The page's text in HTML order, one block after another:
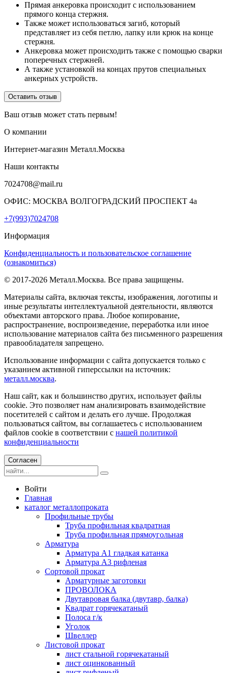
Прямая анкеровка происходит с использованием
прямого конца стержня.
Также может использоваться загиб, который
представляет из себя петлю, лапку или крюк на конце
стержня.
Анкеровка может происходить также с помощью сварки
поперечных стержней.
А также установкой на концах прутов специальных
анкерных устройств.
Оставить отзыв
Ваш отзыв может стать первым!
О компании
Интернет-магазин Металл.Москва
Наши контакты
7024708@mail.ru
ОФИС: МОСКВА ВОЛГОГРАДСКИЙ ПРОСПЕКТ 4а
+7(993)7024708
Информация
Конфиденциальность и пользовательское соглашение
(ознакомиться)
© 2017-2026 Металл.Москва. Все права защищены.
Материалы сайта, включая тексты, изображения, логотипы и
иные результаты интеллектуальной деятельности, являются
объектами авторского права. Любое копирование,
распространение, воспроизведение, переработка или иное
использование материалов сайта без письменного разрешения
правообладателя запрещено.
Использование информации с сайта допускается только с
указанием активной гиперссылки на источник:
металл.москва.
Наш сайт, как и большинство других, использует файлы
cookie. Это позволяет нам анализировать взаимодействие
посетителей с сайтом и делать его лучше. Продолжая
пользоваться сайтом, вы соглашаетесь с использованием
файлов cookie в соответствии с нашей политикой
конфиденциальности
Согласен
Войти
Главная
каталог металлопроката
Профильные трубы
Труба профильная квадратная
Труба профильная прямоугольная
Арматура
Арматура А1 гладкая катанка
Арматура А3 рифленая
Сортовой прокат
Арматурные заготовки
ПРОВОЛОКА
Двутавровая балка (двутавр, балка)
Квадрат горячекатаный
Полоса г/к
Уголок
Швеллер
Листовой прокат
лист стальной горячекатаный
лист оцинкованный